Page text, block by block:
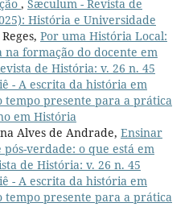
, Sæculum - Revista de
História e Universidade
Por uma História Local:
formação do docente em
de História: v. 26 n. 45
- A escrita da história em
tempo presente para a prática
em História
Alves de Andrade, Ensinar
verdade: o que está em
de História: v. 26 n. 45
- A escrita da história em
tempo presente para a prática